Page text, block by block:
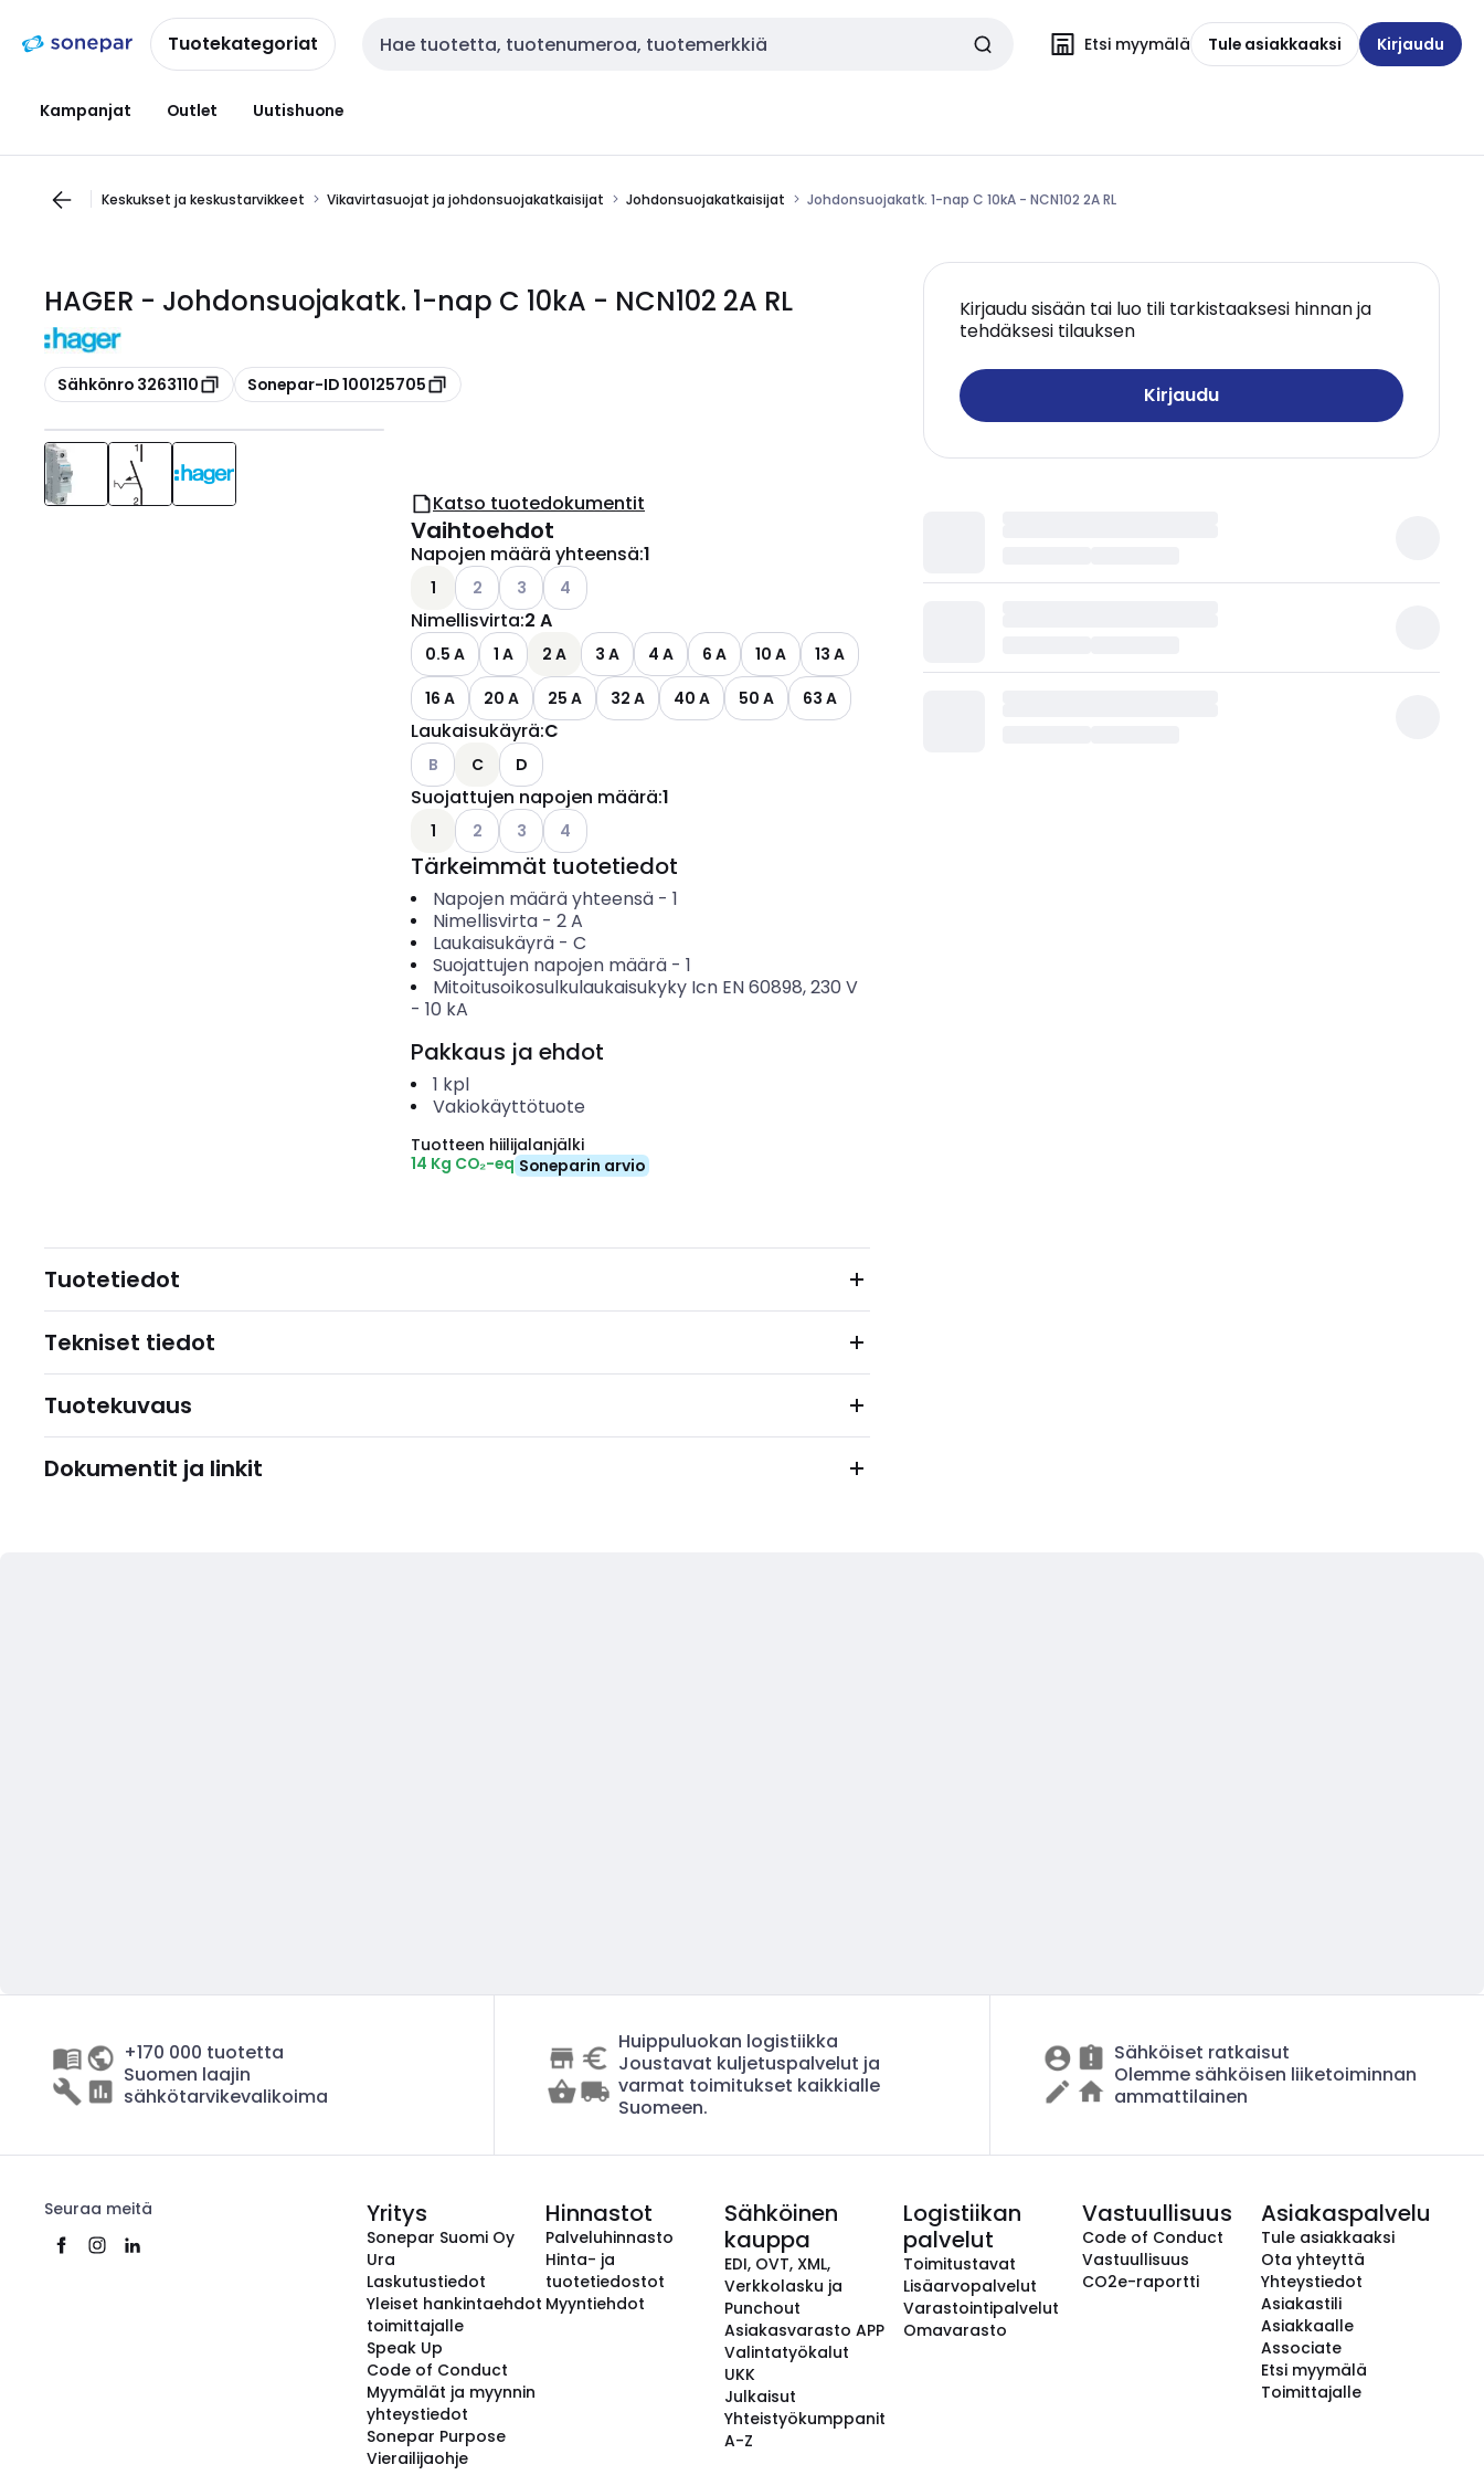
navigointiinsisältöönTuotekategoriat Haku Etsi myymälä Tule asiakkaaksi Kirjaudu
Kampanjat Outlet Uutishuone
Keskukset ja keskustarvikkeet Vikavirtasuojat ja johdonsuojakatkaisijat Johdonsuojakatkaisijat Johdonsuojakatk. 1-nap C 10kA - NCN102 2A RL
HAGER - Johdonsuojakatk. 1-nap C 10kA - NCN102 2A RL
Kopioi
Sähkönro 3263110 Kopioi
Sonepar-ID 100125705
Kirjaudu sisään tai luo tili tarkistaaksesi hinnan ja
tehdäksesi tilauksen
Kirjaudu
Katso tuotedokumentit
Vaihtoehdot
Napojen määrä yhteensä:1
1 Katso käytettävissä olevat vaihtoehdot
2 Katso käytettävissä olevat vaihtoehdot
3 Katso käytettävissä olevat vaihtoehdot
4
Nimellisvirta:2 A
0.5 A 1 A 2 A 3 A 4 A 6 A 10 A
13 A
16 A
20 A 25 A 32 A 40 A 50 A 63 A
Laukaisukäyrä:C
Katso käytettävissä olevat vaihtoehdot
B C D
Suojattujen napojen määrä:1
1 Katso käytettävissä olevat vaihtoehdot
2 Katso käytettävissä olevat vaihtoehdot
3 Katso käytettävissä olevat vaihtoehdot
4
Tärkeimmät tuotetiedot
Napojen määrä yhteensä- 1
Nimellisvirta- 2A
Laukaisukäyrä- C
Suojattujen napojen määrä- 1
Mitoitusoikosulkulaukaisukyky Icn EN 60898, 230 V
- 10 kA
Pakkaus ja ehdot
1 kpl
Vakiokäyttötuote
Tuotteen hiilijalanjälki
14 Kg CO₂-eq Soneparin arvio
Tuotetiedot
Tekniset tiedot
Tuotekuvaus
Dokumentit ja linkit
+170 000 tuotetta
Suomen laajin
sähkötarvikevalikoima
Huippuluokan logistiikka
Joustavat kuljetuspalvelut ja
varmat toimitukset kaikkialle
Suomeen.
Sähköiset ratkaisut
Olemme sähköisen liiketoiminnan
ammattilainen
Seuraa meitä Yritys
Sonepar Suomi Oy
Ura
Laskutustiedot
Yleiset hankintaehdot
toimittajalle
Speak Up
Code of Conduct
Myymälät ja myynnin
yhteystiedot
Sonepar Purpose
Vierailijaohje
Hinnastot
Palveluhinnasto
Hinta- ja
tuotetiedostot
Myyntiehdot
Sähköinen
kauppa
EDI, OVT, XML,
Verkkolasku ja
Punchout
Asiakasvarasto APP
Valintatyökalut
UKK
Julkaisut
Yhteistyökumppanit
A-Z
Logistiikan
palvelut
Toimitustavat
Lisäarvopalvelut
Varastointipalvelut
Omavarasto
Vastuullisuus
Code of Conduct
Vastuullisuus
CO2e-raportti
Asiakaspalvelu
Tule asiakkaaksi
Ota yhteyttä
Yhteystiedot
Asiakastili
Asiakkaalle
Associate
Etsi myymälä
Toimittajalle